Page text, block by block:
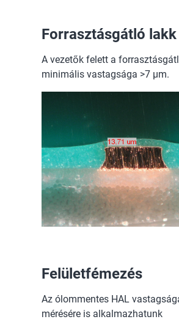
Forrasztásgátló lakk
A vezetők felett a
minimális vastagsága >7 µm.
Felületfémezés
Az ólommentes HAL
mérésére is alkalmazhatunk